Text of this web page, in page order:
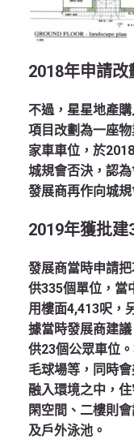
2018年申請改
不過，星星地產
項目改劃為一座
家車車位，於
城規會否決，認
發展商再作向城規
2019年獲批建
發展商當時申請
供335個單位，當
用樓面4,413呎，
據當時發展商建
供23個公眾車位
毛球場等，同時
融入環境之中，
閑空間、二樓則
及戶外泳池。